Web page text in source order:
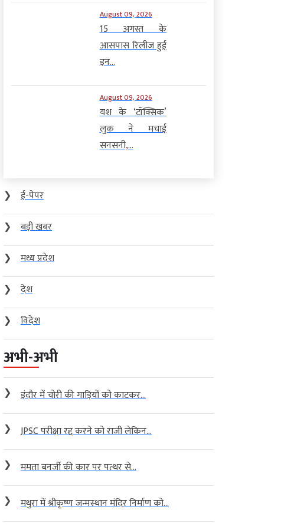
देश
इस्तीफे के बाद पहली बार खुलकर बोले
धर्मेंद्र...
August 09, 2026 AGNIBAN
पंजाब में AAP का हिंदू वोटों पर
फोकस!...
August 09, 2026
August 09, 2026
15 अगस्त के
आसपास रिलीज हुई
इन...
August 09, 2026
यश के ‘टॉक्सिक’
लुक ने मचाई
सनसनी,...
❯
ई-पेपर
❯
बड़ी खबर
❯
मध्य प्रदेश
❯
देश
❯
विदेश
अभी-अभी
❯ इंदौर में चोरी की गाड़ियों को काटकर...
❯ JPSC परीक्षा रद्द करने को राजी लेकिन...
❯ ममता बनर्जी की कार पर पत्थर से...
❯ मथुरा में श्रीकृष्ण जन्मस्थान मंदिर निर्माण को...